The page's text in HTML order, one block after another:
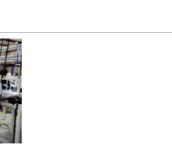
militar pasaron de RD$23,500
millones a.